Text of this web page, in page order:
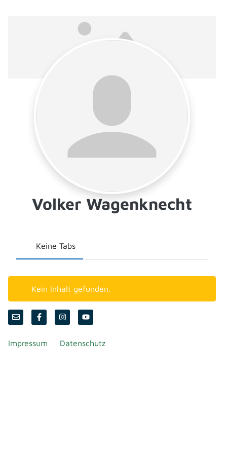
Volker Wagenknecht
Keine Tabs
Kein Inhalt gefunden.
Impressum Datenschutz